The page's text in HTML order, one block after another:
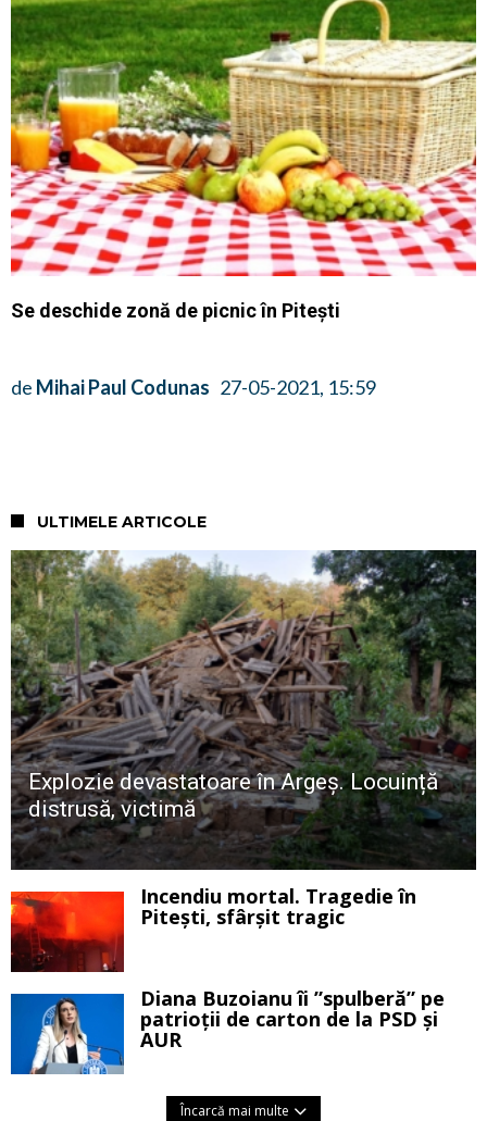
Se deschide zonă de picnic în Pitești
de Mihai Paul Codunas 27-05-2021, 15:59
ULTIMELE ARTICOLE
Explozie devastatoare în Argeș. Locuință
distrusă, victimă
Incendiu mortal. Tragedie în
Pitești, sfârșit tragic
Diana Buzoianu îi ”spulberă” pe
patrioții de carton de la PSD și
AUR
Încarcă mai multe